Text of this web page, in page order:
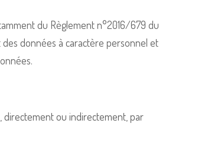
du Règlement n°2016/679 du
données à caractère personnel et
ou indirectement, par